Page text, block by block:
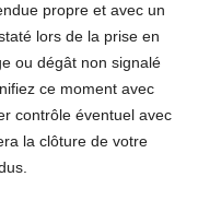
propre et avec un
lors de la prise en
ou dégât non signalé
ce moment avec
contrôle éventuel avec
la clôture de votre